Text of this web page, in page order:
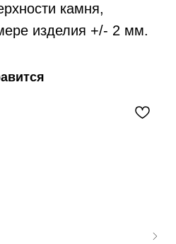
камня,
изделия +/- 2 мм.